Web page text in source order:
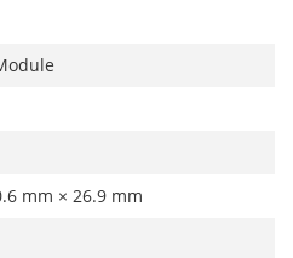
mm × 26.9 mm